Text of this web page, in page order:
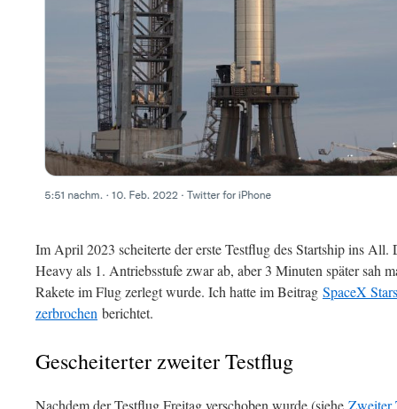
Im April 2023 scheiterte der erste Testflug des Startship ins All.
Heavy als 1. Antriebsstufe zwar ab, aber 3 Minuten später sah
Rakete im Flug zerlegt wurde. Ich hatte im Beitrag SpaceX
zerbrochen berichtet.
Gescheiterter zweiter Testflug
Nachdem der Testflug Freitag verschoben wurde (siehe Zweiter